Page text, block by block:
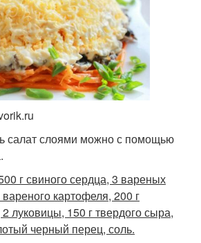
салат слоями можно с помощью
г свиного сердца, 3 вареных
картофеля, 200 г
луковицы, 150 г твердого сыра,
черный перец, соль.